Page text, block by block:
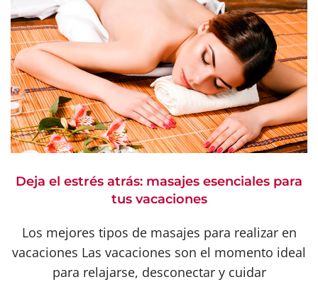
Deja el estrés atrás: masajes esenciales para
tus vacaciones
Los mejores tipos de masajes para realizar en
vacaciones Las vacaciones son el momento ideal
para relajarse, desconectar y cuidar